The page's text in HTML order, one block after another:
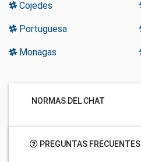
Cojedes
Portuguesa
Monagas
NORMAS DEL CHAT
PREGUNTAS FRECUENTES